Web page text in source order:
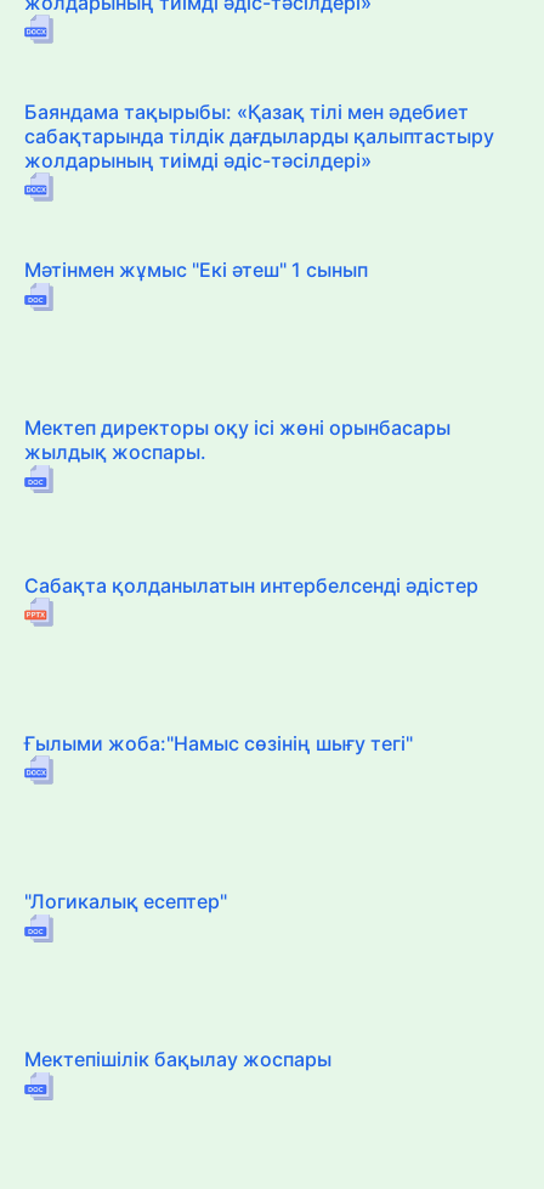
Баяндама тақырыбы: «Қазақ тілі мен әдебиет
сабақтарында тілдік дағдыларды қалыптастыру
жолдарының тиімді әдіс-тәсілдері»
Мәтінмен жұмыс "Екі әтеш" 1 сынып
Мектеп директоры оқу ісі жөні орынбасары
жылдық жоспары.
Сабақта қолданылатын интербелсенді әдістер
Ғылыми жоба:"Намыс сөзінің шығу тегі"
"Логикалық есептер"
Мектепішілік бақылау жоспары